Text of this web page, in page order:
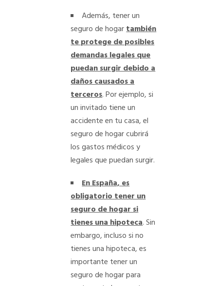
Además, tener un
seguro de hogartambién
te protege de posibles
demandas legales que
puedan surgir debido a
daños causados ​​a
terceros. Por ejemplo, si
un invitado tiene un
accidente en tu casa, el
seguro de hogar cubrirá
los gastos médicos y
legales que puedan surgir.
En España, es
obligatorio tener un
seguro de hogar si
tienes una hipoteca. Sin
embargo, incluso si no
tienes una hipoteca, es
importante tener un
seguro de hogar para